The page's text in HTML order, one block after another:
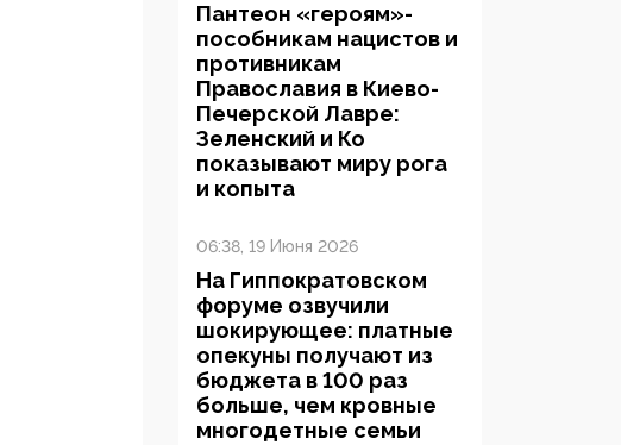
Пантеон «героям»-
пособникам нацистов и
противникам
Православия в Киево-
Печерской Лавре:
Зеленский и Ко
показывают миру рога
и копыта
06:38, 19 Июня 2026
На Гиппократовском
форуме озвучили
шокирующее: платные
опекуны получают из
бюджета в 100 раз
больше, чем кровные
многодетные семьи